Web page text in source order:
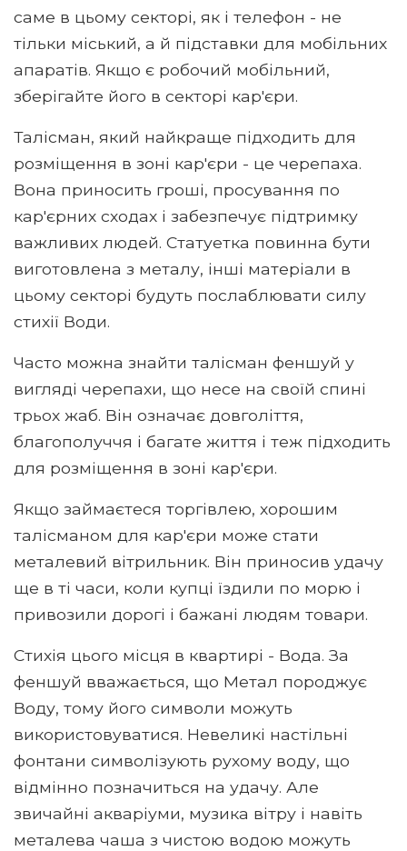
саме в цьому секторі, як і телефон - не
тільки міський, а й підставки для мобільних
апаратів. Якщо є робочий мобільний,
зберігайте його в секторі кар'єри.
Талісман, який найкраще підходить для
розміщення в зоні кар'єри - це черепаха.
Вона приносить гроші, просування по
кар'єрних сходах і забезпечує підтримку
важливих людей. Статуетка повинна бути
виготовлена ​​з металу, інші матеріали в
цьому секторі будуть послаблювати силу
стихії Води.
Часто можна знайти талісман феншуй у
вигляді черепахи, що несе на своїй спині
трьох жаб. Він означає довголіття,
благополуччя і багате життя і теж підходить
для розміщення в зоні кар'єри.
Якщо займаєтеся торгівлею, хорошим
талісманом для кар'єри може стати
металевий вітрильник. Він приносив удачу
ще в ті часи, коли купці їздили по морю і
привозили дорогі і бажані людям товари.
Стихія цього місця в квартирі - Вода. За
феншуй вважається, що Метал породжує
Воду, тому його символи можуть
використовуватися. Невеликі настільні
фонтани символізують рухому воду, що
відмінно позначиться на удачу. Але
звичайні акваріуми, музика вітру і навіть
металева чаша з чистою водою можуть